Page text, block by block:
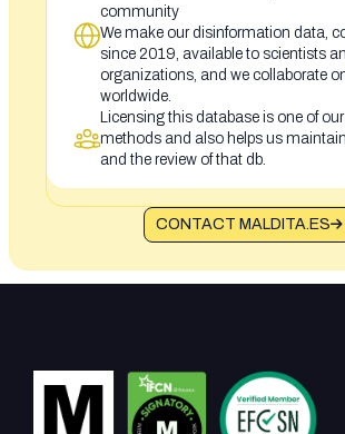
community
We make our disinformation data,
since 2019, available to scientists
organizations, and we collaborate
worldwide.
Licensing this database is one of
methods and also helps us maintain
and the review of that db.
CONTACT MALDITA.ES